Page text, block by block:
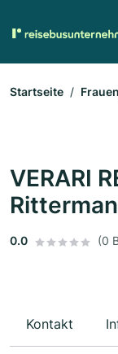
Startseite
VERARI
0.0 (0
Kontakt